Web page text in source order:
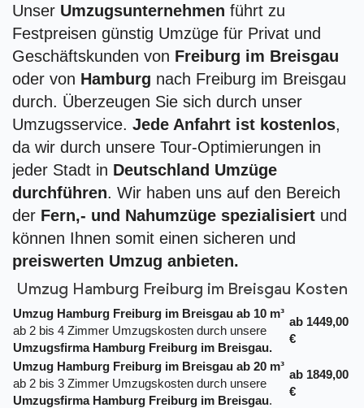
Unser Umzugsunternehmen führt zu
Festpreisen günstig Umzüge für Privat und
Geschäftskunden von Freiburg im Breisgau
oder von Hamburg nach Freiburg im Breisgau
durch. Überzeugen Sie sich durch unser
Umzugsservice. Jede Anfahrt ist kostenlos,
da wir durch unsere Tour-Optimierungen in
jeder Stadt in Deutschland Umzüge
durchführen. Wir haben uns auf den Bereich
der Fern,- und Nahumzüge spezialisiert und
können Ihnen somit einen sicheren und
preiswerten Umzug anbieten.
Umzug Hamburg Freiburg im Breisgau Kosten
Umzug Hamburg Freiburg im Breisgau ab 10 m³
ab 2 bis 4 Zimmer Umzugskosten durch unsere
Umzugsfirma Hamburg Freiburg im Breisgau.
ab 1449,00
€
Umzug Hamburg Freiburg im Breisgau ab 20 m³
ab 2 bis 3 Zimmer Umzugskosten durch unsere
Umzugsfirma Hamburg Freiburg im Breisgau.
ab 1849,00
€